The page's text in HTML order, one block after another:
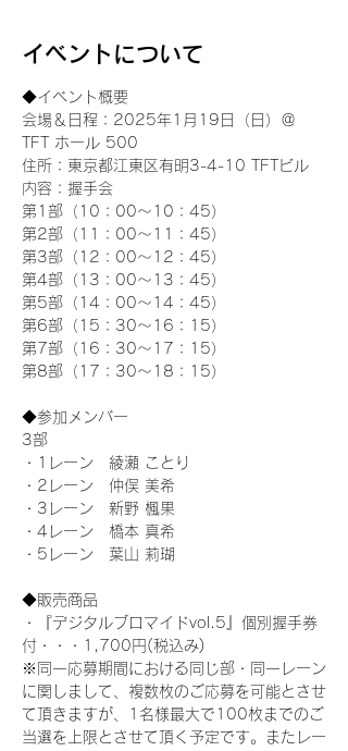
イベントについて
◆イベント概要
会場＆日程：2025年1月19日（日）＠
TFT ホール 500
住所：東京都江東区有明3-4-10 TFTビル
内容：握手会
第1部（10：00～10：45）
第2部（11：00～11：45）
第3部（12：00～12：45）
第4部（13：00～13：45）
第5部（14：00～14：45）
第6部（15：30～16：15）
第7部（16：30～17：15）
第8部（17：30～18：15）
◆参加メンバー
3部
・1レーン　綾瀬 ことり
・2レーン　仲俣 美希
・3レーン　新野 楓果
・4レーン　橋本 真希
・5レーン　葉山 莉瑚
◆販売商品
・『デジタルブロマイドvol.5』個別握手券
付・・・1,700円(税込み)
※同一応募期間における同じ部・同一レーン
に関しまして、複数枚のご応募を可能とさせ
て頂きますが、1名様最大で100枚までのご
当選を上限とさせて頂く予定です。またレー